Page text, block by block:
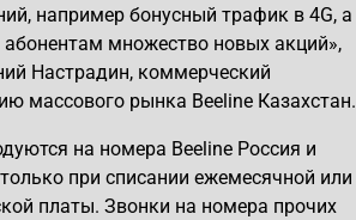
например бонусный трафик в 4G, а
множество новых акций»,
Настрадин, коммерческий
массового рынка Beeline Казахстан.
на номера Beeline Россия и
при списании ежемесячной или
платы. Звонки на номера прочих